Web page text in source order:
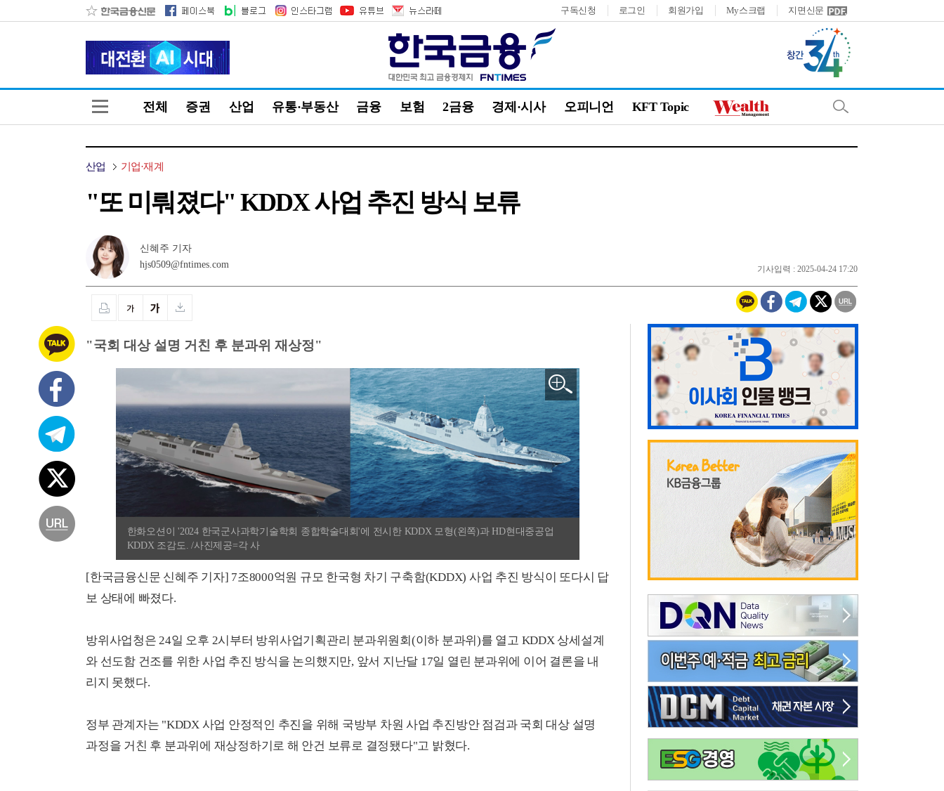
구독신청 로그인 회원가입 My스크랩 지면신문
전체 증권 산업 유통·부동산 금융 보험 2금융 경제·시사 오피니언 KFT Topic
산업 기업·재계
"또 미뤄졌다" KDDX 사업 추진 방식 보류
신혜주 기자
hjs0509@fntimes.com
기사입력 : 2025-04-24 17:20
"국회 대상 설명 거친 후 분과위 재상정"
한화오션이 '2024 한국군사과학기술학회 종합학술대회'에 전시한 KDDX 모형(왼쪽)과 HD현대중공업
KDDX 조감도. /사진제공=각 사
[한국금융신문 신혜주 기자] 7조8000억원 규모 한국형 차기 구축함(KDDX) 사업 추진 방식이 또다시 답
보 상태에 빠졌다.
방위사업청은 24일 오후 2시부터 방위사업기획관리 분과위원회(이하 분과위)를 열고 KDDX 상세설계
와 선도함 건조를 위한 사업 추진 방식을 논의했지만, 앞서 지난달 17일 열린 분과위에 이어 결론을 내
리지 못했다.
정부 관계자는 "KDDX 사업 안정적인 추진을 위해 국방부 차원 사업 추진방안 점검과 국회 대상 설명
과정을 거친 후 분과위에 재상정하기로 해 안건 보류로 결정됐다"고 밝혔다.